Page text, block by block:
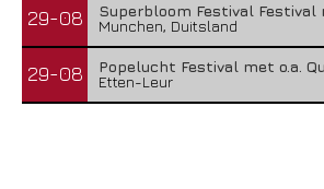
29-08
Superbloom Festival Festival
Munchen, Duitsland
29-08
Popelucht Festival met o.a.
Etten-Leur